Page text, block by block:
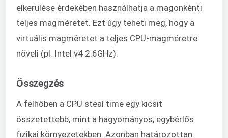
elkerülése érdekében használhatja a magonkénti
teljes magméretet. Ezt úgy teheti meg, hogy a
virtuális magméretet a teljes CPU-magméretre
növeli (pl. Intel v4 2.6GHz).
Összegzés
A felhőben a CPU steal time egy kicsit
összetettebb, mint a hagyományos, egybérlős
fizikai környezetekben. Azonban határozottan